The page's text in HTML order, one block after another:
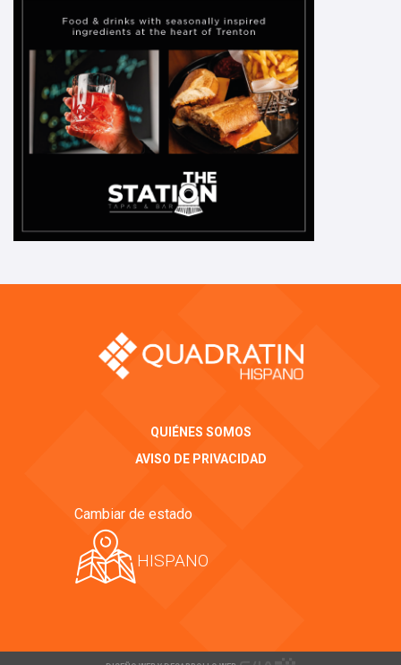
QUIÉNES SOMOS
AVISO DE PRIVACIDAD
Cambiar de estado
HISPANO